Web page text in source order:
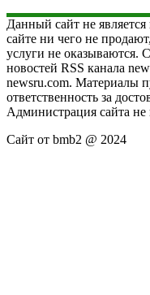
Данный сайт не
сайте ни чего не
услуги не оказываются.
новостей RSS канала
newsru.com. Материалы
ответственность за
Администрация сайта не
Сайт от bmb2 @ 2024